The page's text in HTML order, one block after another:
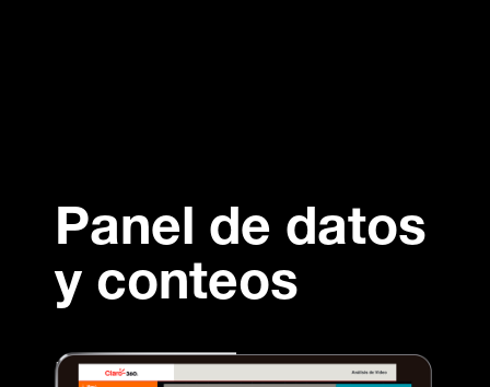
Panel de datos
y conteos
Eventos puestos en